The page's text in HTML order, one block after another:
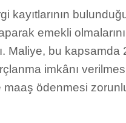
kayıtlarının
emekli
Maliye, bu
imkânı
ödenmesi